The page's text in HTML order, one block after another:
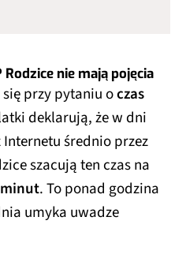
nie mają pojęcia
przy pytaniu oczas
deklarują, że w dni
średnio przez
szacują ten czas na
. To ponad godzina
umyka uwadze